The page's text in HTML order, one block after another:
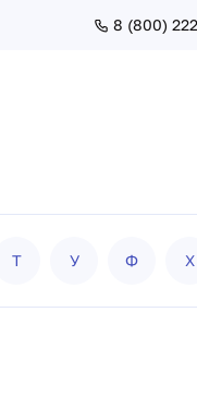
8 (800)
Т У Ф Х